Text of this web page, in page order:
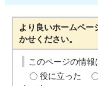
より良いホームペー
かせください。
このページの情報
役に立った